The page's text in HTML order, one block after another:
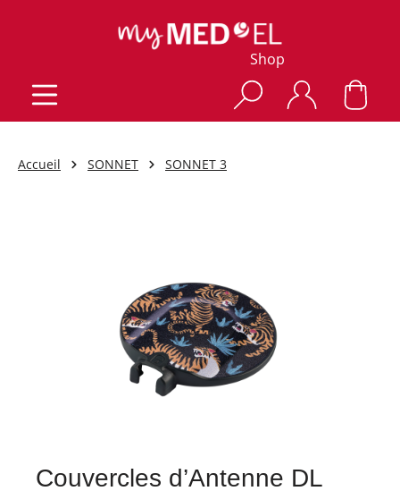
Shop
Accueil SONNET SONNET 3
Couvercles d’Antenne DL